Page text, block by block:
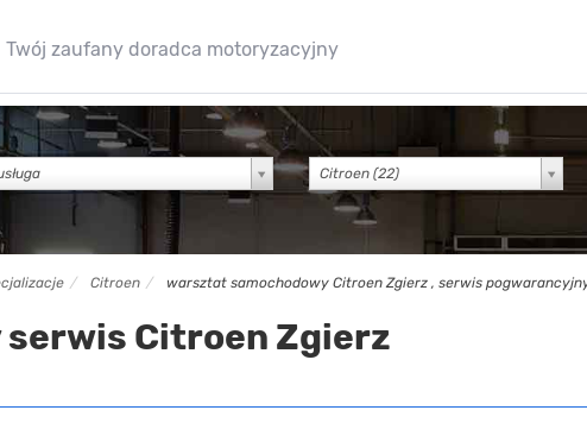
Twój zaufany doradca motoryzacyjny
Citroen (22)
Citroen warsztat samochodowy Citroen Zgierz , serwis
serwis Citroen Zgierz